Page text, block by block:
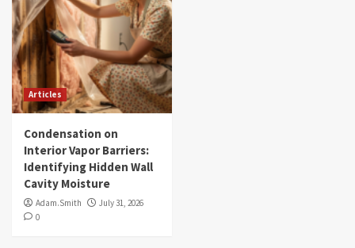
Articles
Condensation on
Interior Vapor Barriers:
Identifying Hidden Wall
Cavity Moisture
Adam.Smith
July 31, 2026
0